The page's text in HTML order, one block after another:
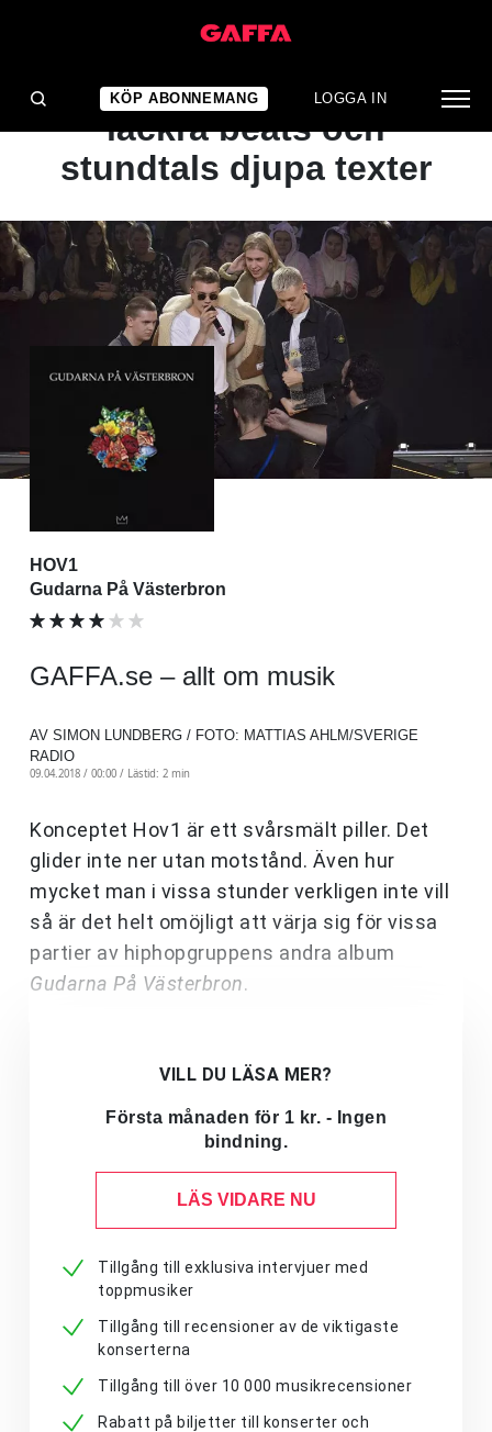
KÖP ABONNEMANG LOGGA IN
ALBUMRECENSION
Krossar jantelagen med
läckra beats och
stundtals djupa texter
HOV1
Gudarna På Västerbron
GAFFA.se – allt om musik
AV SIMON LUNDBERG / FOTO: MATTIAS AHLM/SVERIGE
RADIO
09.04.2018 / 00:00 / Lästid: 2 min
Konceptet Hov1 är ett svårsmält piller. Det
glider inte ner utan motstånd. Även hur
mycket man i vissa stunder verkligen inte vill
så är det helt omöjligt att värja sig för vissa
partier av hiphopgruppens andra album
Gudarna På Västerbron.
VILL DU LÄSA MER?
Första månaden för 1 kr. - Ingen
bindning.
LÄS VIDARE NU
Tillgång till exklusiva intervjuer med
toppmusiker
Tillgång till recensioner av de viktigaste
konserterna
Tillgång till över 10 000 musikrecensioner
Rabatt på biljetter till konserter och